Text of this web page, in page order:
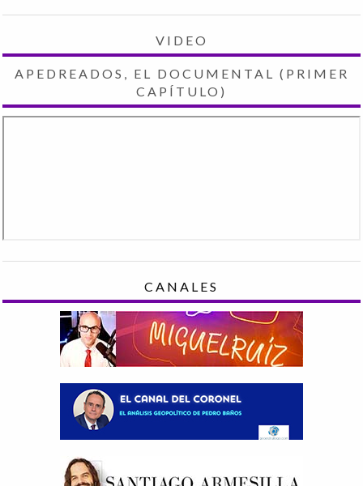
VIDEO
APEDREADOS, EL DOCUMENTAL (PRIMER
CAPÍTULO)
CANALES